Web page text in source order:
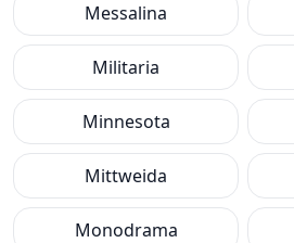
Messalina
Militaria
Minnesota
Mittweida
Monodrama